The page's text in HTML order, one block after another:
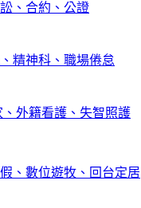
、合約、公證
精神科、職場倦怠
外籍看護、失智照護
、數位遊牧、回台定居